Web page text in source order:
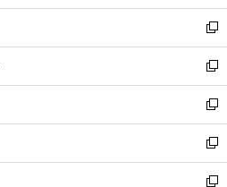
開
く
ウ
で
開
く
ウ
ィ
ン
ド
ウ
で
開
く
し
い
ウ
ィ
ン
ド
ウ
で
開
く
新
し
い
ウ
ィ
ン
ド
ウ
で
新
し
い
ウ
ィ
ン
ド
新
し
い
ウ
ィ
新
し